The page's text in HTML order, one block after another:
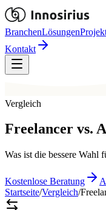
BranchenLösungen
Kontakt
Vergleich
Freelancer vs.
Was ist die bessere Wahl
Kostenlose Beratung
Startseite/Vergleich/